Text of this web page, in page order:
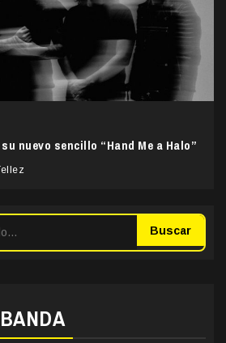
nuevo sencillo “Hand Me a Halo”
Buscar